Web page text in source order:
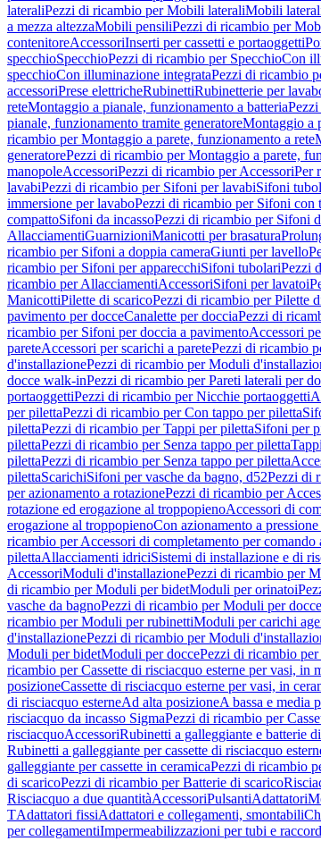
lateraliPezzi di ricambio per Mobili lateraliMobili
a mezza altezzaMobili pensiliPezzi di ricambio per
contenitoreAccessoriInserti per cassetti e portaoggetti
specchioSpecchioPezzi di ricambio per SpecchioCon
specchioCon illuminazione integrataPezzi di ricambio
accessoriPrese elettricheRubinettiRubinetterie per
reteMontaggio a pianale, funzionamento a batteria
pianale, funzionamento tramite generatoreMontaggio a
ricambio per Montaggio a parete, funzionamento a rete
generatorePezzi di ricambio per Montaggio a parete,
manopoleAccessoriPezzi di ricambio per AccessoriPer
lavabiPezzi di ricambio per Sifoni per lavabiSifoni
immersione per lavaboPezzi di ricambio per Sifoni con
compattoSifoni da incassoPezzi di ricambio per Sifoni
AllacciamentiGuarnizioniManicotti per brasatura
ricambio per Sifoni a doppia cameraGiunti per lavello
ricambio per Sifoni per apparecchiSifoni tubolariPezzi
ricambio per AllacciamentiAccessoriSifoni per lavatoi
ManicottiPilette di scaricoPezzi di ricambio per Pilette
pavimento per docceCanalette per docciaPezzi di
ricambio per Sifoni per doccia a pavimentoAccessori
pareteAccessori per scarichi a paretePezzi di ricambio
d'installazionePezzi di ricambio per Moduli
docce walk-inPezzi di ricambio per Pareti laterali per
portaoggettiPezzi di ricambio per Nicchie portaoggetti
per pilettaPezzi di ricambio per Con tappo per piletta
pilettaPezzi di ricambio per Tappi per pilettaSifoni per
pilettaPezzi di ricambio per Senza tappo per piletta
pilettaPezzi di ricambio per Senza tappo per piletta
pilettaScarichiSifoni per vasche da bagno, d52Pezzi di
per azionamento a rotazionePezzi di ricambio per
rotazione ed erogazione al troppopienoAccessori di
erogazione al troppopienoCon azionamento a
ricambio per Accessori di completamento per comando
pilettaAllacciamenti idriciSistemi di installazione e di
AccessoriModuli d'installazionePezzi di ricambio per
di ricambio per Moduli per bidetModuli per orinatoi
vasche da bagnoPezzi di ricambio per Moduli per
ricambio per Moduli per rubinettiModuli per carichi
d'installazionePezzi di ricambio per Moduli
Moduli per bidetModuli per doccePezzi di ricambio
ricambio per Cassette di risciacquo esterne per vasi, in
posizioneCassette di risciacquo esterne per vasi, in
di risciacquo esterneAd alta posizioneA bassa e media
risciacquo da incasso SigmaPezzi di ricambio per
risciacquoAccessoriRubinetti a galleggiante e batterie
Rubinetti a galleggiante per cassette di risciacquo
galleggiante per cassette in ceramicaPezzi di ricambio
di scaricoPezzi di ricambio per Batterie di scarico
Risciacquo a due quantitàAccessoriPulsantiAdattatori
TAdattatori fissiAdattatori e collegamenti, smontabili
per collegamentiImpermeabilizzazioni per tubi e